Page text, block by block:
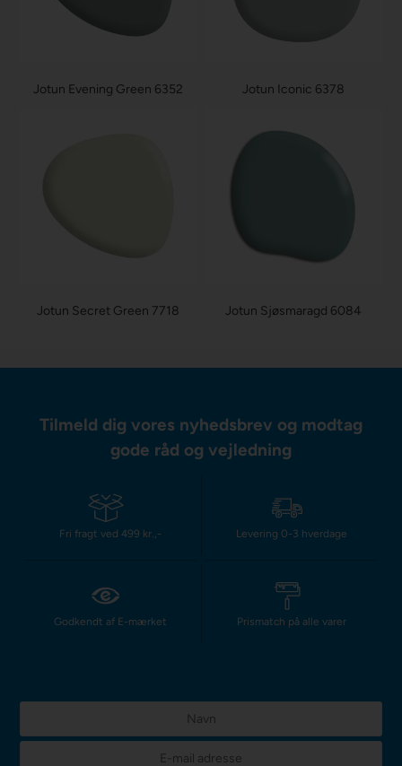
Jotun Evening Green 6352 Jotun Iconic 6378
Jotun Secret Green 7718 Jotun Sjøsmaragd 6084
Tilmeld dig vores nyhedsbrev og modtag
gode råd og vejledning
Fri fragt ved 499 kr.,- Levering 0-3 hverdage
Godkendt af E-mærket Prismatch på alle varer